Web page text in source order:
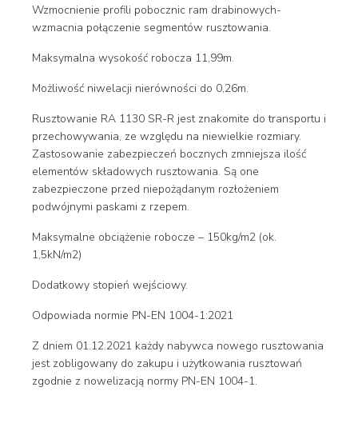
Wzmocnienie profili pobocznic ram drabinowych-
wzmacnia połączenie segmentów rusztowania.
Maksymalna wysokość robocza 11,99m.
Możliwość niwelacji nierówności do 0,26m.
Rusztowanie RA 1130 SR-R jest znakomite do transportu i
przechowywania, ze względu na niewielkie rozmiary.
Zastosowanie zabezpieczeń bocznych zmniejsza ilość
elementów składowych rusztowania. Są one
zabezpieczone przed niepożądanym rozłożeniem
podwójnymi paskami z rzepem.
Maksymalne obciążenie robocze – 150kg/m2 (ok.
1,5kN/m2)
Dodatkowy stopień wejściowy.
Odpowiada normie PN-EN 1004-1:2021
Z dniem 01.12.2021 każdy nabywca nowego rusztowania
jest zobligowany do zakupu i użytkowania rusztowań
zgodnie z nowelizacją normy PN-EN 1004-1.